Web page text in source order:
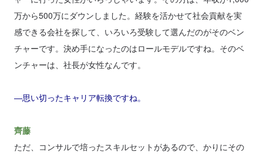
万から500万にダウンしました。経験を活かせて社会貢献を実
感できる会社を探して、いろいろ受験して選んだのがそのベン
チャーです。決め手になったのはロールモデルですね。そのベ
ンチャーは、社長が女性なんです。
―思い切ったキャリア転換ですね。
齊藤
ただ、コンサルで培ったスキルセットがあるので、かりにその